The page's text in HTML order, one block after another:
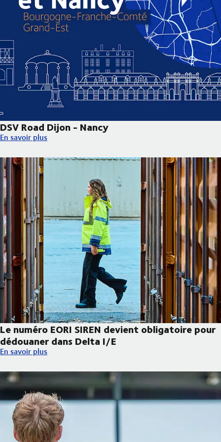
DSV Road Dijon - Nancy
DSV Road Dijon - Nancy
En savoir plus
Le numéro EORI SIREN devient obligatoire pour
dédouaner dans Delta I/E
Le numéro EORI SIREN devient obligatoire pour dédouaner
En savoir plus